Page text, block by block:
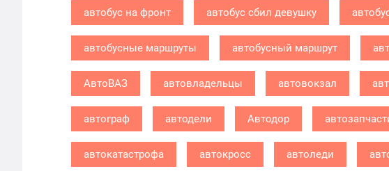
автобус на фронт автобус сбил девушку
автобусные маршруты автобусный маршрут
АвтоВАЗ автовладельцы автовокзал
автограф автодели Автодор
автокатастрофа автокросс автоледи